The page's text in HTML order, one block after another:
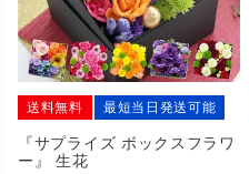
送料無料 最短当日発送可能
『サプライズ ボックスフラワ
ー』 生花